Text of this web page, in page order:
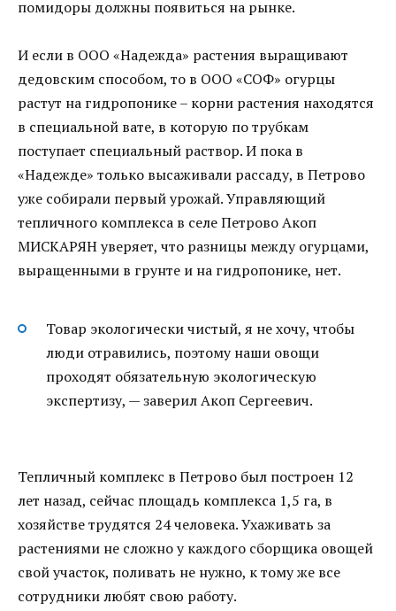
помидоры должны появиться на рынке.
И если в ООО «Надежда» растения выращивают
дедовским способом, то в ООО «СОФ» огурцы
растут на гидропонике – корни растения находятся
в специальной вате, в которую по трубкам
поступает специальный раствор. И пока в
«Надежде» только высаживали рассаду, в Петрово
уже собирали первый урожай. Управляющий
тепличного комплекса в селе Петрово Акоп
МИСКАРЯН уверяет, что разницы между огурцами,
выращенными в грунте и на гидропонике, нет.
Товар экологически чистый, я не хочу, чтобы
люди отравились, поэтому наши овощи
проходят обязательную экологическую
экспертизу, — заверил Акоп Сергеевич.
Тепличный комплекс в Петрово был построен 12
лет назад, сейчас площадь комплекса 1,5 га, в
хозяйстве трудятся 24 человека. Ухаживать за
растениями не сложно у каждого сборщика овощей
свой участок, поливать не нужно, к тому же все
сотрудники любят свою работу.